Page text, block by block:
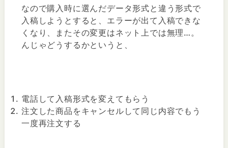
なので購入時に選んだデータ形式と違う形式で
入稿しようとすると、エラーが出て入稿できな
くなり、またその変更はネット上では無理…。
んじゃどうするかというと、
電話して入稿形式を変えてもらう
注文した商品をキャンセルして同じ内容でもう
一度再注文する